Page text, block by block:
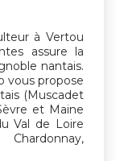
à Vertou
assure la
nantais.
vous propose
(Muscadet
et Maine
Val de Loire